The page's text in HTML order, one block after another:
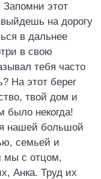
Запомни этот
на дорогу
в дальнее
в свою
тебя часто
На этот берег
твой дом и
было некогда!
нашей большой
семьей и
мы с отцом,
Анка. Труд их